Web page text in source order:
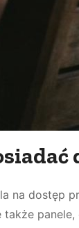
na dostęp